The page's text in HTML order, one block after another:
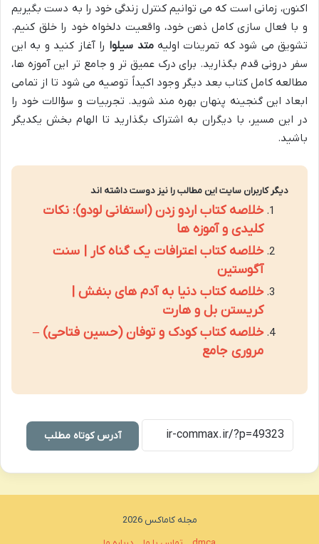
اکنون، زمانی است که می توانیم کنترل زندگی خود را به دست بگیریم
و با فعال سازی کامل ذهن خود، واقعیت دلخواه خود را خلق کنیم.
تشویق می شود که تمرینات اولیهمتد سیلوا را آغاز کنید و به این
سفر درونی قدم بگذارید. برای درک عمیق تر و جامع تر این آموزه ها،
مطالعه کامل کتاب بعد دیگر وجود اکیداً توصیه می شود تا از تمامی
ابعاد این گنجینه پنهان بهره مند شوید. تجربیات و سؤالات خود را
در این مسیر، با دیگران به اشتراک بگذارید تا الهام بخش یکدیگر
باشید.
دیگر کاربران سایت این مطالب را نیز دوست داشته اند
خلاصه کتاب اردو زدن (استفانی لودو): نکات
کلیدی و آموزه ها
خلاصه کتاب اعترافات یک گناه کار | سنت
آگوستین
خلاصه کتاب دنیا به آدم های بنفش |
کریستن بل و هارت
خلاصه کتاب کودک و توفان (حسین فتاحی) –
مروری جامع
آدرس کوتاه مطلب
مجله کاماکس 2026